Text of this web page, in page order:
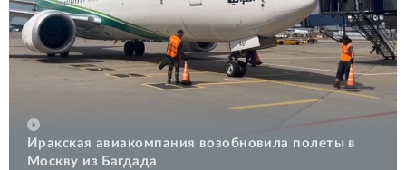
Иракская авиакомпания возобновила полеты в
Москву из Багдада